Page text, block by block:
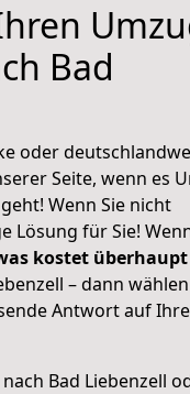
Bad
oder
Seite, wenn es
Wenn Sie nicht
Lösung für Sie!
kostet
– dann
Antwort auf
Bad Liebenzell